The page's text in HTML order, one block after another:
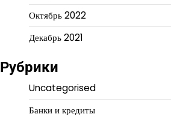
Октябрь 2022
Декабрь 2021
Рубрики
Uncategorised
Банки и кредиты